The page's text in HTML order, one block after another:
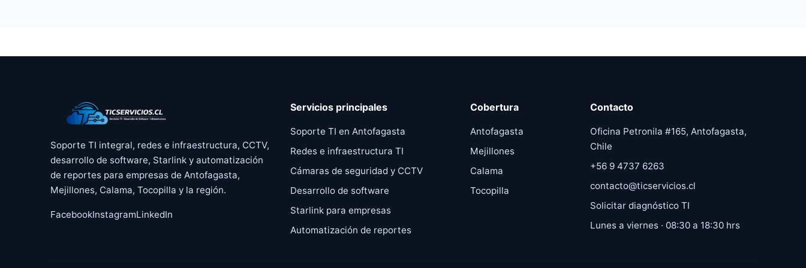
Soporte TI integral, redes e infraestructura, CCTV,
desarrollo de software, Starlink y automatización
de reportes para empresas de Antofagasta,
Mejillones, Calama, Tocopilla y la región.
FacebookInstagramLinkedIn
Servicios principales
Soporte TI en Antofagasta
Redes e infraestructura TI
Cámaras de seguridad y CCTV
Desarrollo de software
Starlink para empresas
Automatización de reportes
Cobertura
Antofagasta
Mejillones
Calama
Tocopilla
Contacto
Oficina Petronila #165, Antofagasta,
Chile
+56 9 4737 6263
contacto@ticservicios.cl
Solicitar diagnóstico TI
Lunes a viernes · 08:30 a 18:30 hrs